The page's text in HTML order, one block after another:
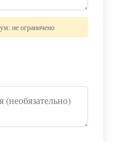
не ограничено